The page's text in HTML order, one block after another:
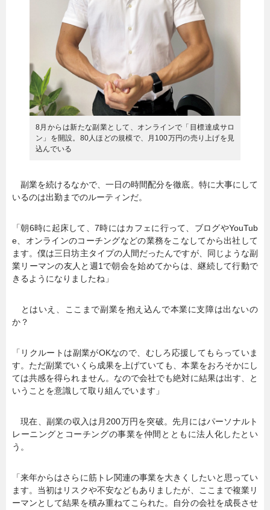
8月からは新たな副業として、オンラインで「目標達成サロ
ン」を開設。80人ほどの規模で、月100万円の売り上げを見
込んでいる
副業を続けるなかで、一日の時間配分を徹底。特に大事にして
いるのは出勤までのルーティンだ。
「朝6時に起床して、7時にはカフェに行って、ブログやYouTub
e、オンラインのコーチングなどの業務をこなしてから出社して
ます。僕は三日坊主タイプの人間だったんですが、同じような副
業リーマンの友人と週1で朝会を始めてからは、継続して行動で
きるようになりましたね」
とはいえ、ここまで副業を抱え込んで本業に支障は出ないの
か？
「リクルートは副業がOKなので、むしろ応援してもらっていま
す。ただ副業でいくら成果を上げていても、本業をおろそかにし
ては共感を得られません。なので会社でも絶対に結果は出す、と
いうことを意識して取り組んでいます」
現在、副業の収入は月200万円を突破。先月にはパーソナルト
レーニングとコーチングの事業を仲間とともに法人化したとい
う。
「来年からはさらに筋トレ関連の事業を大きくしたいと思ってい
ます。当初はリスクや不安などもありましたが、ここまで複業リ
ーマンとして結果を積み重ねてこられた。自分の会社を成長させ